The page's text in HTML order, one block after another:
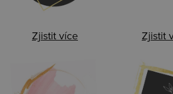
Zjistit více Zjistit